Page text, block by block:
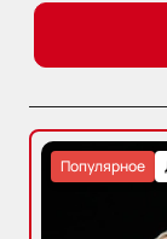
Популярное